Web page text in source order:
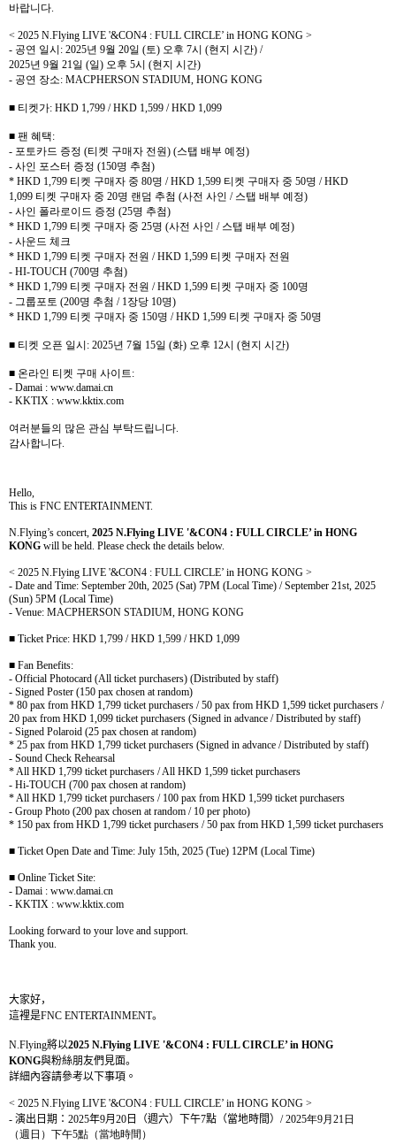
바랍니다.
< 2025 N.Flying LIVE '&CON4 : FULL CIRCLE’ in HONG KONG >
- 공연 일시 : 2025년 9월 20일 (토) 오후 7시 (현지 시간) /
2025년 9월 21일 (일) 오후 5시 (현지 시간)
- 공연 장소: MACPHERSON STADIUM, HONG KONG
■ 티켓가: HKD 1,799 / HKD 1,599 / HKD 1,099
■ 팬 혜택:
- 포토카드 증정 (티켓 구매자 전원) (스탭 배부 예정)
- 사인 포스터 증정 (150명 추첨)
* HKD 1,799 티켓 구매자 중 80명 / HKD 1,599 티켓 구매자 중 50명 / HKD
1,099 티켓 구매자 중 20명 랜덤 추첨 (사전 사인 / 스탭 배부 예정)
- 사인 폴라로이드 증정 (25명 추첨)
* HKD 1,799 티켓 구매자 중 25명 (사전 사인 / 스탭 배부 예정)
- 사운드 체크
* HKD 1,799 티켓 구매자 전원 / HKD 1,599 티켓 구매자 전원
- HI-TOUCH (700명 추첨)
* HKD 1,799 티켓 구매자 전원 / HKD 1,599 티켓 구매자 중 100명
- 그룹포토 (200명 추첨 / 1장당 10명)
* HKD 1,799 티켓 구매자 중 150명 / HKD 1,599 티켓 구매자 중 50명
■ 티켓 오픈 일시 : 2025년 7월 15일 (화) 오후 12시 (현지 시간)
■ 온라인 티켓 구매 사이트:
- Damai : www.damai.cn
- KKTIX : www.kktix.com
여러분들의 많은 관심 부탁드립니다.
감사합니다.
Hello,
This is FNC ENTERTAINMENT.
N.Flying’s concert, 2025 N.Flying LIVE '&CON4 : FULL CIRCLE’ in HONG
KONG will be held. Please check the details below.
< 2025 N.Flying LIVE '&CON4 : FULL CIRCLE’ in HONG KONG >
- Date and Time: September 20th, 2025 (Sat) 7PM (Local Time) / September 21st, 2025
(Sun) 5PM (Local Time)
- Venue: MACPHERSON STADIUM, HONG KONG
■ TicketPrice: HKD 1,799 / HKD 1,599 / HKD 1,099
■ Fan Benefits:
- Official Photocard (All ticket purchasers) (Distributed by staff)
- Signed Poster (150 pax chosen at random)
* 80 pax from HKD 1,799 ticket purchasers / 50 pax from HKD 1,599 ticket purchasers /
20 pax from HKD 1,099 ticket purchasers (Signed in advance / Distributed by staff)
- Signed Polaroid (25 pax chosen at random)
* 25 pax from HKD 1,799 ticket purchasers (Signed in advance / Distributed by staff)
- Sound Check Rehearsal
* All HKD 1,799 ticket purchasers / All HKD 1,599 ticket purchasers
- Hi-TOUCH (700 pax chosen at random)
* All HKD 1,799 ticket purchasers / 100 pax from HKD 1,599 ticket purchasers
- Group Photo (200 pax chosen at random / 10 per photo)
* 150 pax from HKD 1,799 ticket purchasers / 50 pax from HKD 1,599 ticket purchasers
■ Ticket Open Date and Time: July 15th, 2025 (Tue) 12PM (Local Time)
■ Online Ticket Site:
- Damai : www.damai.cn
- KKTIX : www.kktix.com
Looking forward to your love and support.
Thank you.
大家好，
這裡是FNC ENTERTAINMENT。
N.Flying將以2025 N.Flying LIVE '&CON4 : FULL CIRCLE’ in HONG
KONG與粉絲朋友們見面。
詳細內容請參考以下事項。
< 2025 N.Flying LIVE '&CON4 : FULL CIRCLE’ in HONG KONG >
- 演出日期： 2025年9月 20 日（週六）下午7點（當地時間） / 2025年9月 21日
（週日）下午5點（當地時間）